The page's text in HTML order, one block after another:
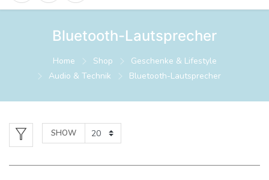
Bluetooth-Lautsprecher
Home Shop
Geschenke & Lifestyle
Audio & Technik
Bluetooth-Lautsprecher
SHOW